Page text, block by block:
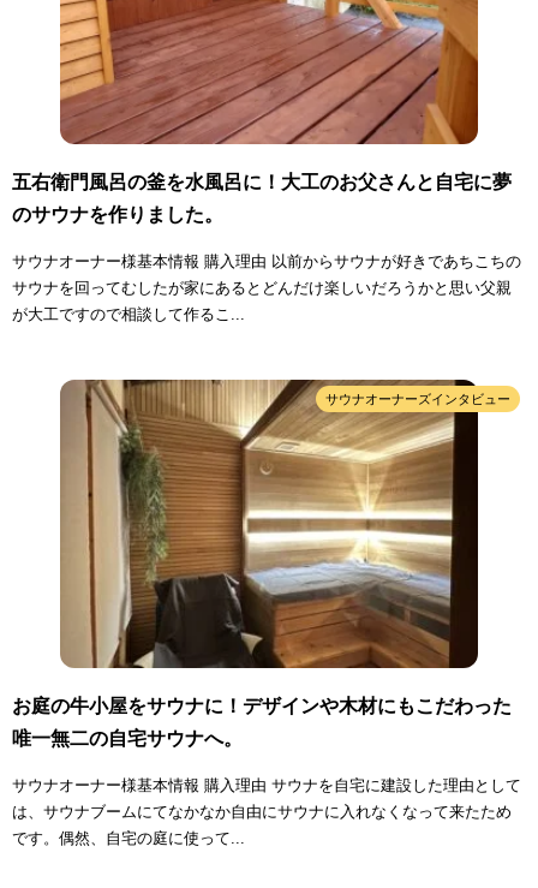
五右衛門風呂の釜を水風呂に！大工のお父さんと自宅に夢
のサウナを作りました。
サウナオーナー様基本情報 購入理由 以前からサウナが好きであちこちの
サウナを回ってむしたが家にあるとどんだけ楽しいだろうかと思い父親
が大工ですので相談して作るこ...
サウナオーナーズインタビュー
お庭の牛小屋をサウナに！デザインや木材にもこだわった
唯一無二の自宅サウナへ。
サウナオーナー様基本情報 購入理由 サウナを自宅に建設した理由として
は、サウナブームにてなかなか自由にサウナに入れなくなって来たため
です。偶然、自宅の庭に使って...